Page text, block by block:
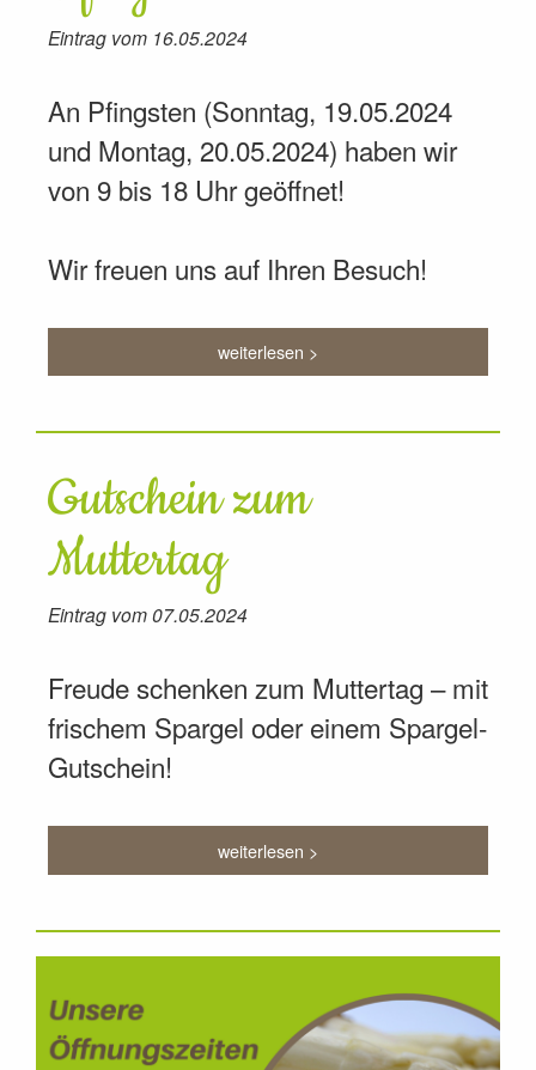
Eintrag vom 16.05.2024
An Pfingsten (Sonntag, 19.05.2024
und Montag, 20.05.2024) haben wir
von 9 bis 18 Uhr geöffnet!
Wir freuen uns auf Ihren Besuch!
weiterlesen >
Gutschein zum
Muttertag
Eintrag vom 07.05.2024
Freude schenken zum Muttertag – mit
frischem Spargel oder einem Spargel-
Gutschein!
weiterlesen >